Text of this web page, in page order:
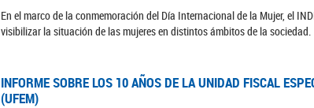
En el marco de la conmemoración del Día Internacional de la Mujer, el
visibilizar la situación de las mujeres en distintos ámbitos de la sociedad.
INFORME SOBRE LOS 10 AÑOS DE LA UNIDAD FISCAL
(UFEM)